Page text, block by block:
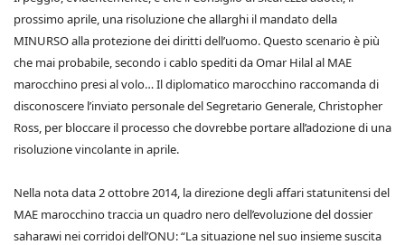
prossimo aprile, una risoluzione che allarghi il mandato della
MINURSO alla protezione dei diritti dell’uomo. Questo scenario è più
che mai probabile, secondo i cablo spediti da Omar Hilal al MAE
marocchino presi al volo… Il diplomatico marocchino raccomanda di
disconoscere l’inviato personale del Segretario Generale, Christopher
Ross, per bloccare il processo che dovrebbe portare all’adozione di una
risoluzione vincolante in aprile.
Nella nota data 2 ottobre 2014, la direzione degli affari statunitensi del
MAE marocchino traccia un quadro nero dell’evoluzione del dossier
saharawi nei corridoi dell’ONU: “La situazione nel suo insieme suscita